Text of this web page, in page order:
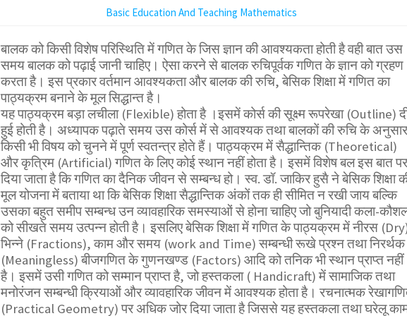
Basic Education And Teaching Mathematics
बालक को किसी विशेष परिस्थिति में गणित के जिस ज्ञान की आवश्यकता होती है वही बात उस
समय बालक को पढ़ाई जानी चाहिए। ऐसा करने से बालक रुचिपूर्वक गणित के ज्ञान को ग्रहण
करता है। इस प्रकार वर्तमान आवश्यकता और बालक की रुचि, बेसिक शिक्षा में गणित का
पाठ्यक्रम बनाने के मूल सिद्धान्त है।
यह पाठ्यक्रम बड़ा लचीला (Flexible) होता है ।इसमें कोर्स की सूक्ष्म रूपरेखा (Outline)
हुई होती है। अध्यापक पढ़ाते समय उस कोर्स में से आवश्यक तथा बालकों की रुचि के अनुसार
किसी भी विषय को चुनने में पूर्ण स्वतन्त्र होते हैं। पाठ्यक्रम में सैद्धान्तिक (Theoretical)
और कृत्रिम (Artificial) गणित के लिए कोई स्थान नहीं होता है। इसमें विशेष बल इस बात पर
दिया जाता है कि गणित का दैनिक जीवन से सम्बन्ध हो। स्व. डॉ. जाकिर हुसै ने बेसिक शिक्षा
मूल योजना में बताया था कि बेसिक शिक्षा सैद्धान्तिक अंकों तक ही सीमित न रखी जाय बल्कि
उसका बहुत समीप सम्बन्ध उन व्यावहारिक समस्याओं से होना चाहिए जो बुनियादी कला-
को सीखते समय उत्पन्न होती है। इसलिए बेसिक शिक्षा में गणित के पाठ्यक्रम में नीरस
भिन्ने (Fractions), काम और समय (work and Time) सम्बन्धी रूखे प्रश्न तथा निरर्थक
(Meaningless) बीजगणित के गुणनखण्ड (Factors) आदि को तनिक भी स्थान प्राप्त नहीं
है। इसमें उसी गणित को सम्मान प्राप्त है, जो हस्तकला ( Handicraft) में सामाजिक तथा
मनोरंजन सम्बन्धी क्रियाओं और व्यावहारिक जीवन में आवश्यक होता है। रचनात्मक
(Practical Geometry) पर अधिक जोर दिया जाता है जिससे यह हस्तकला तथा घरेलू